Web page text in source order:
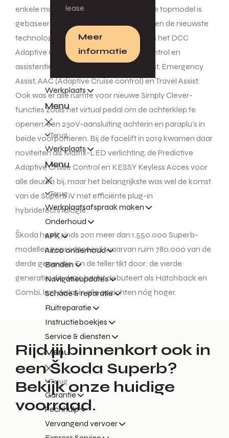
lease
Meer
informatie
Werkplaats
Menu
Terug
Werkplaats
Menu
Terug
Werkplaatsafspraak maken
Onderhoud
APK
Airco onderhoud
Banden
Navigatieupdates
Schade & reparatie
Ruitreparatie
Instructieboekjes
Service & diensten
Menu
Terug
Garantie
Pechhulp
Vervangend vervoer
enkele maanden later. Omdat dit nieuwe topmodel is
gebaseerd op het MQB-platform, konden de nieuwste
technologieën worden toegepast, zoals het DCC
Adaptive Chassis, drie-zone climate control en
assistentiesystemen als Traffic jam Assist, Emergency
Assist, AAC (Adaptive Cruise control) en Travel Assist.
Ook was er alle ruimte voor nieuwe Simply Clever-
functies zoals het virtual pedal om de achterklep te
openen, een 230V-aansluiting achterin en paraplu’s in
beide voorportieren. Bij de facelift in 2019 kwamen daar
noviteiten als Matrix-LED verlichting, de Predictive
Adaptive Cruise Control en KESSY Keyless Acces voor
alle deuren bij, maar het belangrijkste was wel de komst
van de Superb iV met efficiënte plug-in
hybridetechnologie.
Škoda heeft sinds 2011 meer dan 1.550.000 Superb-
modellen geproduceerd, waarvan ruim 780.000 van de
derde generatie. En de teller tikt door: de vierde
generatie, die deze herfst debuteert als Hatchback en
Combi, legt de lat in alle opzichten nóg hoger.
Rijd jij binnenkort ook in
een Škoda Superb?
Bekijk onze huidige
voorraad.